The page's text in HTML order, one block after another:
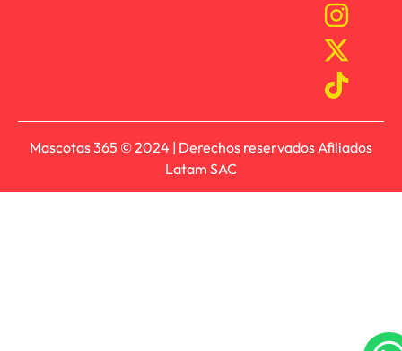
Mascotas 365 © 2024 | Derechos reservados Afiliados
Latam SAC